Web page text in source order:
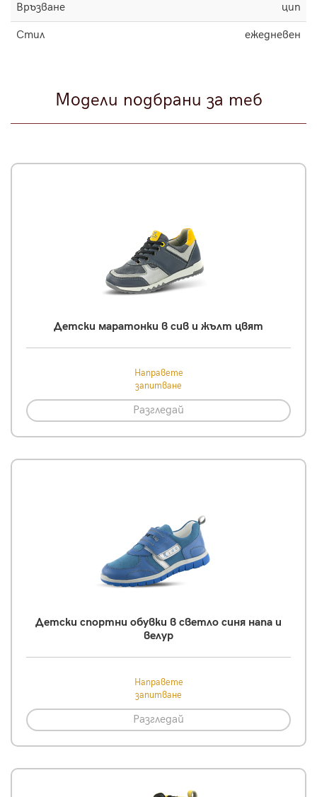
Връзване цип
Стил ежедневен
Модели подбрани за теб
Детски маратонки в сив и жълт цвят
Направете
запитване
Разгледай
Детски спортни обувки в светло синя напа и
велур
Направете
запитване
Разгледай